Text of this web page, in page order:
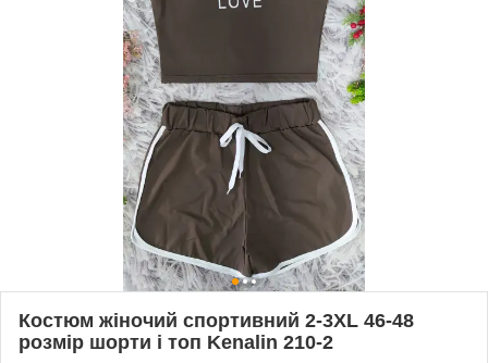
Костюм жіночий спортивний 2-3XL 46-48
розмір шорти і топ Kenalin 210-2